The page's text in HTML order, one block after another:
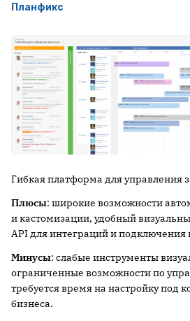
Планфикс
Гибкая платформа для управления
Плюсы: широкие возможности
и кастомизации, удобный
API для интеграций и подключения
Минусы: слабые инструменты
ограниченные возможности по
требуется время на настройку под
бизнеса.